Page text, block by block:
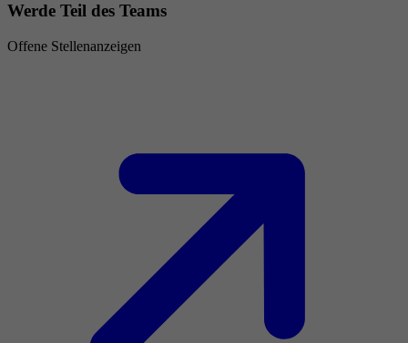
Werde Teil des Teams
Offene Stellenanzeigen